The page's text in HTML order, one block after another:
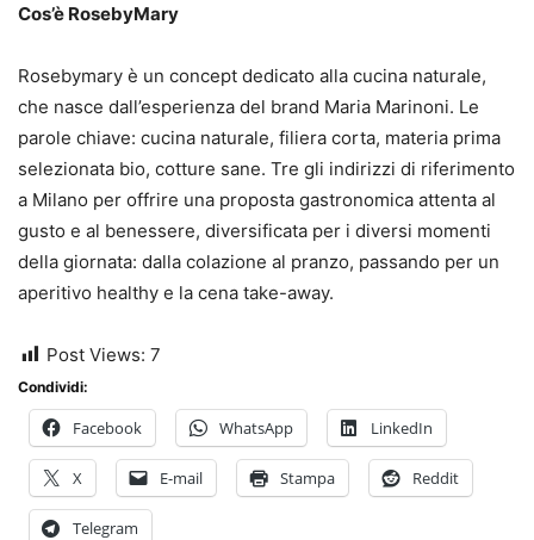
Cos’è RosebyMary
Rosebymary è un concept dedicato alla cucina naturale,
che nasce dall’esperienza del brand Maria Marinoni. Le
parole chiave: cucina naturale, filiera corta, materia prima
selezionata bio, cotture sane. Tre gli indirizzi di riferimento
a Milano per offrire una proposta gastronomica attenta al
gusto e al benessere, diversificata per i diversi momenti
della giornata: dalla colazione al pranzo, passando per un
aperitivo healthy e la cena take-away.
Post Views: 7
Condividi:
Facebook WhatsApp LinkedIn
X E-mail Stampa Reddit
Telegram